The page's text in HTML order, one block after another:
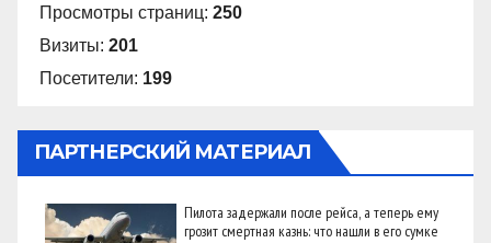
Просмотры страниц: 250
Визиты: 201
Посетители: 199
ПАРТНЕРСКИЙ МАТЕРИАЛ
Пилота задержали после рейса, а теперь ему
грозит смертная казнь: что нашли в его сумке